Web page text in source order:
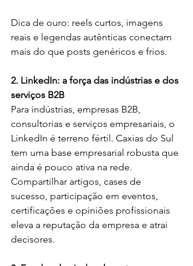
Dica de ouro: reels curtos, imagens
reais e legendas autênticas conectam
mais do que posts genéricos e frios.
2. LinkedIn: a força das indústrias e dos
serviços B2B
Para indústrias, empresas B2B,
consultorias e serviços empresariais, o
LinkedIn é terreno fértil. Caxias do Sul
tem uma base empresarial robusta que
ainda é pouco ativa na rede.
Compartilhar artigos, cases de
sucesso, participação em eventos,
certificações e opiniões profissionais
eleva a reputação da empresa e atrai
decisores.